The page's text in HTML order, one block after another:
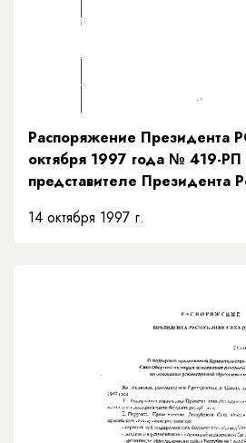
Распоряжение Президента
октября 1997 года № 419-
представителе Президента
14 октября 1997 г.